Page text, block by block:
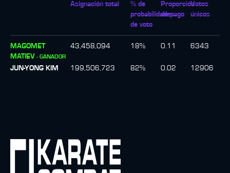
Asignación total
% de
probabilidades
de voto
Proporción
de pago
Votos
únicos
MAGOMET
MATIEV - GANADOR
43,458,094 18% 0.11 6343
JUN-YONG KIM 199,506,723 82% 0.02 12906